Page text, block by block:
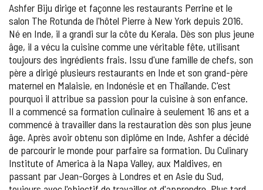
Ashfer Biju dirige et façonne les restaurants Perrine et le
salon The Rotunda de l'hôtel Pierre à New York depuis 2016.
Né en Inde, il a grandi sur la côte du Kerala. Dès son plus jeune
âge, il a vécu la cuisine comme une véritable fête, utilisant
toujours des ingrédients frais. Issu d'une famille de chefs, son
père a dirigé plusieurs restaurants en Inde et son grand-père
maternel en Malaisie, en Indonésie et en Thaïlande. C'est
pourquoi il attribue sa passion pour la cuisine à son enfance.
Il a commencé sa formation culinaire à seulement 16 ans et a
commencé à travailler dans la restauration dès son plus jeune
âge. Après avoir obtenu son diplôme en Inde, Ashfer a décidé
de parcourir le monde pour parfaire sa formation. Du Culinary
Institute of America à la Napa Valley, aux Maldives, en
passant par Jean-Gorges à Londres et en Asie du Sud,